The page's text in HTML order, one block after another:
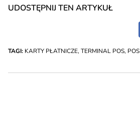
UDOSTĘPNIJ TEN ARTYKUŁ
TAGI: KARTY PŁATNICZE, TERMINAL POS, POS